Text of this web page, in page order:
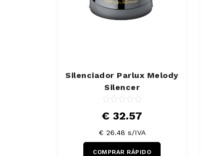
Silenciador Parlux Melody
Silencer
€ 32.57
€ 26.48 s/IVA
COMPRAR RÁPIDO